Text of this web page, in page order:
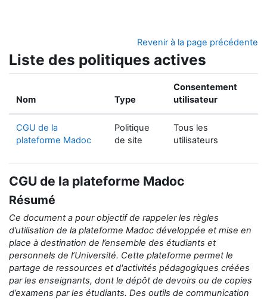
Revenir à la page précédente
Liste des politiques actives
Nom Type
Consentement
utilisateur
CGU de la
plateforme Madoc
Politique
de site
Tous les
utilisateurs
CGU de la plateforme Madoc
Résumé
Ce document a pour objectif de rappeler les règles
d’utilisation de la plateforme Madoc développée et mise en
place à destination de l’ensemble des étudiants et
personnels de l’Université. Cette plateforme permet le
partage de ressources et d'activités pédagogiques créées
par les enseignants, dont le dépôt de devoirs ou de copies
d’examens par les étudiants. Des outils de communication